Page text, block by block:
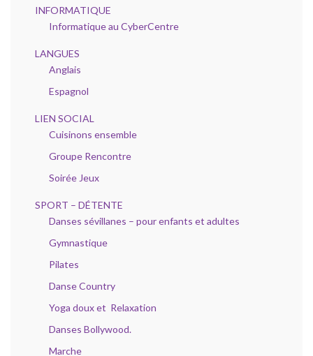
INFORMATIQUE
Informatique au CyberCentre
LANGUES
Anglais
Espagnol
LIEN SOCIAL
Cuisinons ensemble
Groupe Rencontre
Soirée Jeux
SPORT – DÉTENTE
Danses sévillanes – pour enfants et adultes
Gymnastique
Pilates
Danse Country
Yoga doux et Relaxation
Danses Bollywood.
Marche